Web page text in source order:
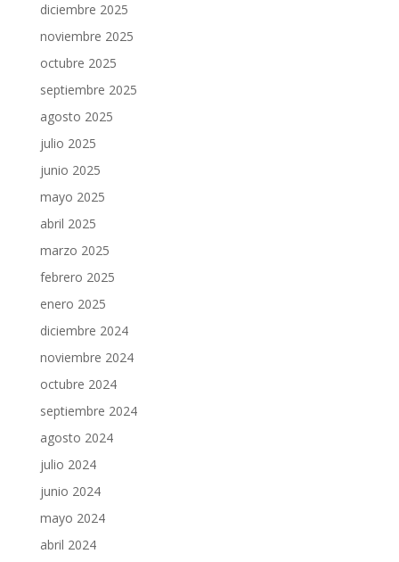
diciembre 2025
noviembre 2025
octubre 2025
septiembre 2025
agosto 2025
julio 2025
junio 2025
mayo 2025
abril 2025
marzo 2025
febrero 2025
enero 2025
diciembre 2024
noviembre 2024
octubre 2024
septiembre 2024
agosto 2024
julio 2024
junio 2024
mayo 2024
abril 2024